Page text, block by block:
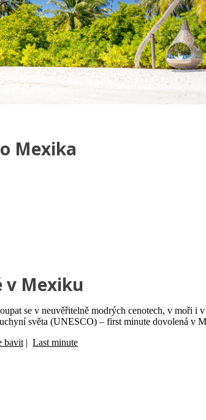
Mexika
Mexiku
se v neuvěřitelně modrých cenotech, v moři i v
světa (UNESCO) – first minute dovolená v
bavit | Last minute